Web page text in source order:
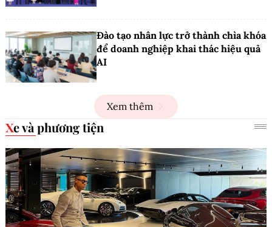
Đào tạo nhân lực trở thành chìa khóa
để doanh nghiệp khai thác hiệu quả
AI
Xem thêm
Xe và phương tiện